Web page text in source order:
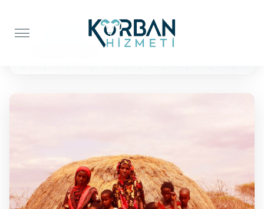
Kur'an-ı Kerim